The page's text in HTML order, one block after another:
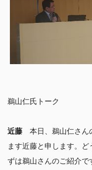
鵜山仁氏トーク
近藤 本日、鵜山仁さん
ます近藤と申します。
ずは鵜山さんのご紹介で